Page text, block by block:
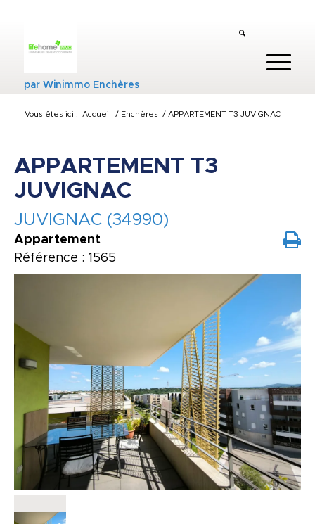
parWinimmo Enchères
Vous êtes ici : Accueil / Enchères / APPARTEMENT T3 JUVIGNAC
APPARTEMENT T3
JUVIGNAC
JUVIGNAC (34990)
Appartement
Référence : 1565